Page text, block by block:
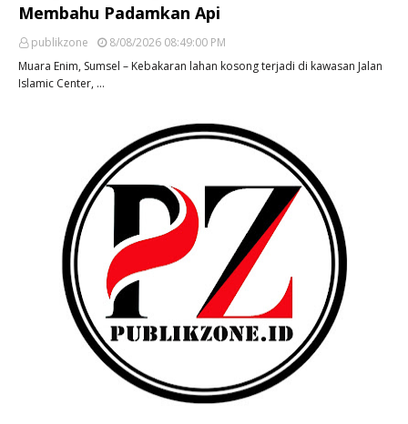
Membahu Padamkan Api
publikzone
8/08/2026 08:49:00 PM
Muara Enim, Sumsel – Kebakaran lahan kosong terjadi di kawasan Jalan
Islamic Center, …